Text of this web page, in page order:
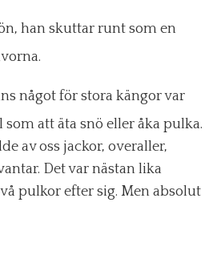
han skuttar runt som en
något för stora kängor var
att äta snö eller åka pulka.
av oss jackor, overaller,
Det var nästan lika
pulkor efter sig. Men absolut